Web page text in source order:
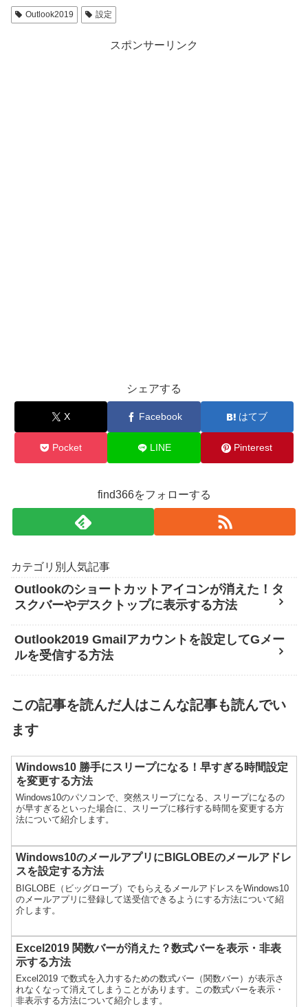
Outlook2019 設定
スポンサーリンク
シェアする
X Facebook はてブ
Pocket LINE Pinterest
find366をフォローする
カテゴリ別人気記事
Outlookのショートカットアイコンが消えた！タ
スクバーやデスクトップに表示する方法
Outlook2019 Gmailアカウントを設定してGメー
ルを受信する方法
この記事を読んだ人はこんな記事も読んでい
ます
Windows10 勝手にスリープになる！早すぎる時間設定
を変更する方法
Windows10のパソコンで、突然スリープになる、スリープになるの
が早すぎるといった場合に、スリープに移行する時間を変更する方
法について紹介します。
Windows10のメールアプリにBIGLOBEのメールアドレ
スを設定する方法
BIGLOBE（ビッグローブ）でもらえるメールアドレスをWindows10
のメールアプリに登録して送受信できるようにする方法について紹
介します。
Excel2019 関数バーが消えた？数式バーを表示・非表
示する方法
Excel2019 で数式を入力するための数式バー（関数バー）が表示さ
れなくなって消えてしまうことがあります。この数式バーを表示・
非表示する方法について紹介します。